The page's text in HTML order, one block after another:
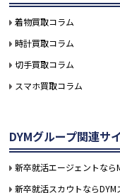
着物買取コラム
時計買取コラム
切手買取コラム
スマホ買取コラム
DYMグループ関連サ
新卒就活エージェントな
新卒就活スカウトならDYM